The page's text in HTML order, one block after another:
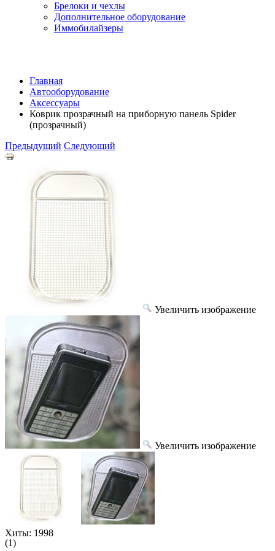
Брелоки и чехлы
Дополнительное оборудование
Иммобилайзеры
Главная
Автооборудование
Аксессуары
Коврик прозрачный на приборную панель Spider
(прозрачный)
Предыдущий Следующий
Увеличить изображение
Увеличить изображение
Хиты: 1998
(1)